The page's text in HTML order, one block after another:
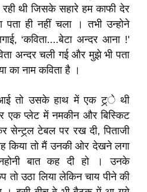
थी जिसके सहारे हम काफी देर
ही नहीं चला । तभी उन्होने
‘कविता....बेटा अन्दर आना !'
अन्दर चली गई और मुझे भी पता
का नाम कविता है ।
तो उसके हाथ में एक ट्र्‌े थी
प्लेट में नमकीन और बिस्किट
टेबल पर रख दी, पिताजी
किया तो मैं उनकी ओर देखने लगा
बात कह दी हो । उनके
उठा लिया लेकिन चाय पीने की